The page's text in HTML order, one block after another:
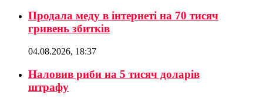
Продала меду в інтернеті на 70 тисяч
гривень збитків
04.08.2026, 18:37
Наловив риби на 5 тисяч доларів
штрафу